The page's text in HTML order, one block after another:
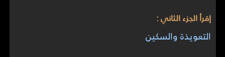
إقرأ الجزء الثاني :
التعويذة والسكين